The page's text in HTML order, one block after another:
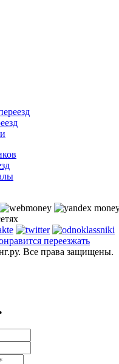
переезжать
Все права защищены.